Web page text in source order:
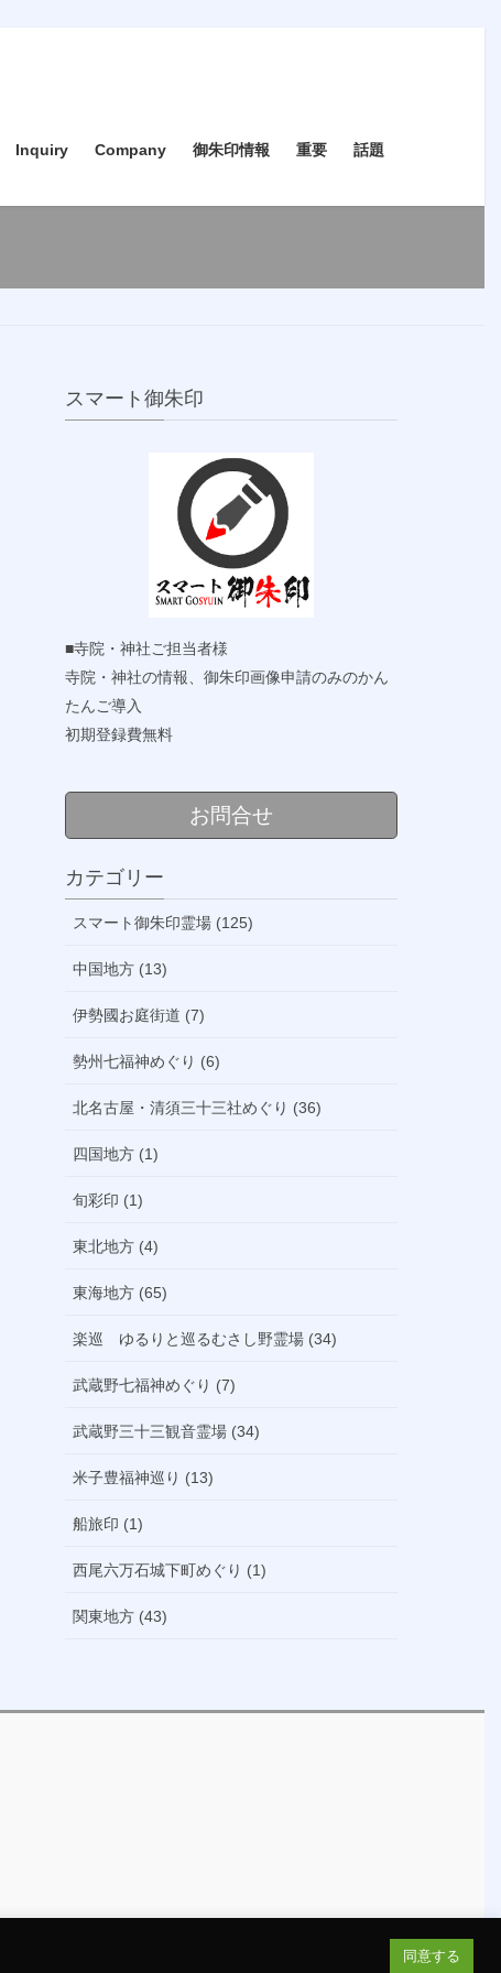
Inquiry Company 御朱印情報 重要 話題
スマート御朱印
■寺院・神社ご担当者様
寺院・神社の情報、御朱印画像申請のみのかん
たんご導入
初期登録費無料
お問合せ
カテゴリー
スマート御朱印霊場 (125)
中国地方 (13)
伊勢國お庭街道 (7)
勢州七福神めぐり (6)
北名古屋・清須三十三社めぐり (36)
四国地方 (1)
旬彩印 (1)
東北地方 (4)
東海地方 (65)
楽巡 ゆるりと巡るむさし野霊場 (34)
武蔵野七福神めぐり (7)
武蔵野三十三観音霊場 (34)
米子豊福神巡り (13)
船旅印 (1)
西尾六万石城下町めぐり (1)
関東地方 (43)
同意する